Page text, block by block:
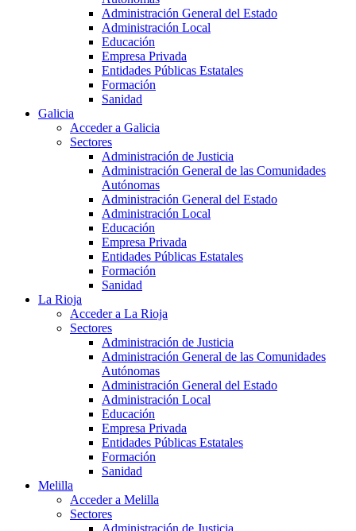
Administración General del Estado
Administración Local
Educación
Empresa Privada
Entidades Públicas Estatales
Formación
Sanidad
Galicia
Acceder a Galicia
Sectores
Administración de Justicia
Administración General de las Comunidades
Autónomas
Administración General del Estado
Administración Local
Educación
Empresa Privada
Entidades Públicas Estatales
Formación
Sanidad
La Rioja
Acceder a La Rioja
Sectores
Administración de Justicia
Administración General de las Comunidades
Autónomas
Administración General del Estado
Administración Local
Educación
Empresa Privada
Entidades Públicas Estatales
Formación
Sanidad
Melilla
Acceder a Melilla
Sectores